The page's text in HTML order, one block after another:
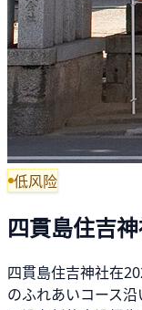
低风险
四貫島住吉
四貫島住吉神社在
のふれあいコース